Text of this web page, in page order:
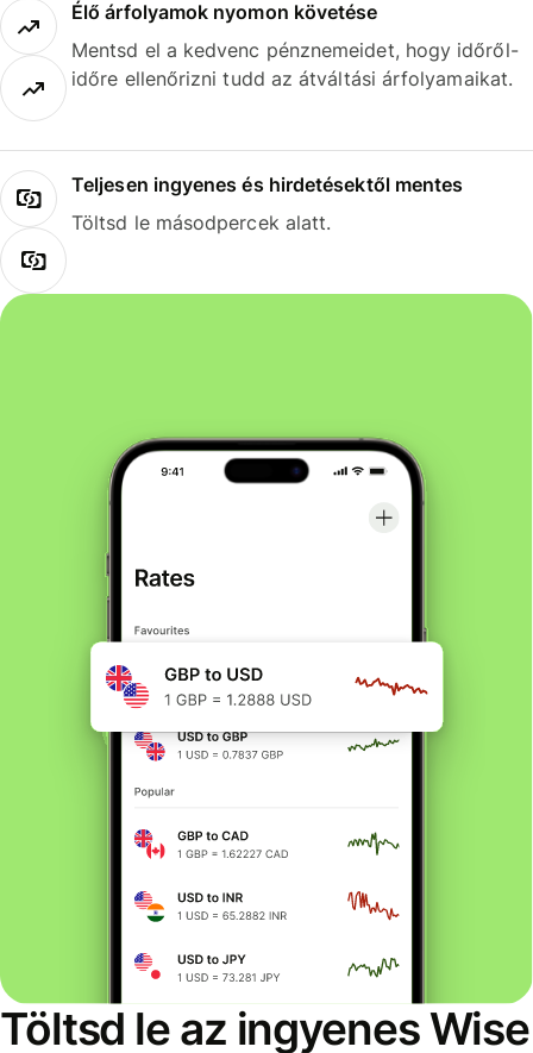
Élő árfolyamok nyomon követése
Mentsd el a kedvenc pénznemeidet, hogy időről-
időre ellenőrizni tudd az átváltási árfolyamaikat.
Teljesen ingyenes és hirdetésektől mentes
Töltsd le másodpercek alatt.
Töltsd le az ingyenes Wise